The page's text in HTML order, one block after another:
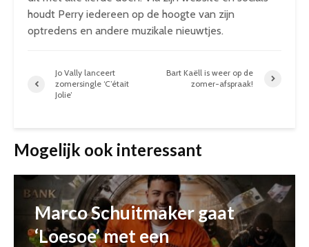
houdt Perry iedereen op de hoogte van zijn
optredens en andere muzikale nieuwtjes.
Jo Vally lanceert
zomersingle ‘C’était
Jolie’
Bart Kaëll is weer op de
zomer-afspraak!
Mogelijk ook interessant
Marco Schuitmaker gaat
‘Loesoe’ met een